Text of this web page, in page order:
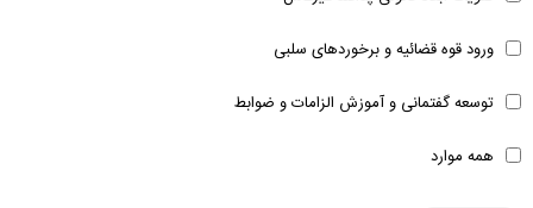
ورود قوه قضائیه و برخوردهای سلبی
توسعه گفتمانی و آموزش الزامات و ضوابط
همه موارد